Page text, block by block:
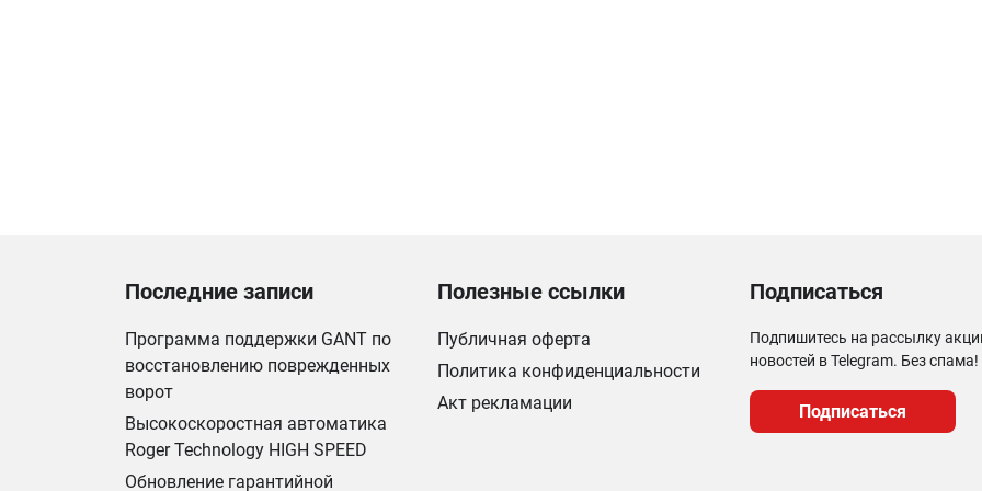
Последние записи
Программа поддержки GANT по
восстановлению поврежденных
ворот
Высокоскоростная автоматика
Roger Technology HIGH SPEED
Обновление гарантийной
Полезные ссылки
Публичная оферта
Политика конфиденциальности
Акт рекламации
Подписаться
Подпишитесь на рассылку
новостей в Telegram. Без спама!
Подписаться